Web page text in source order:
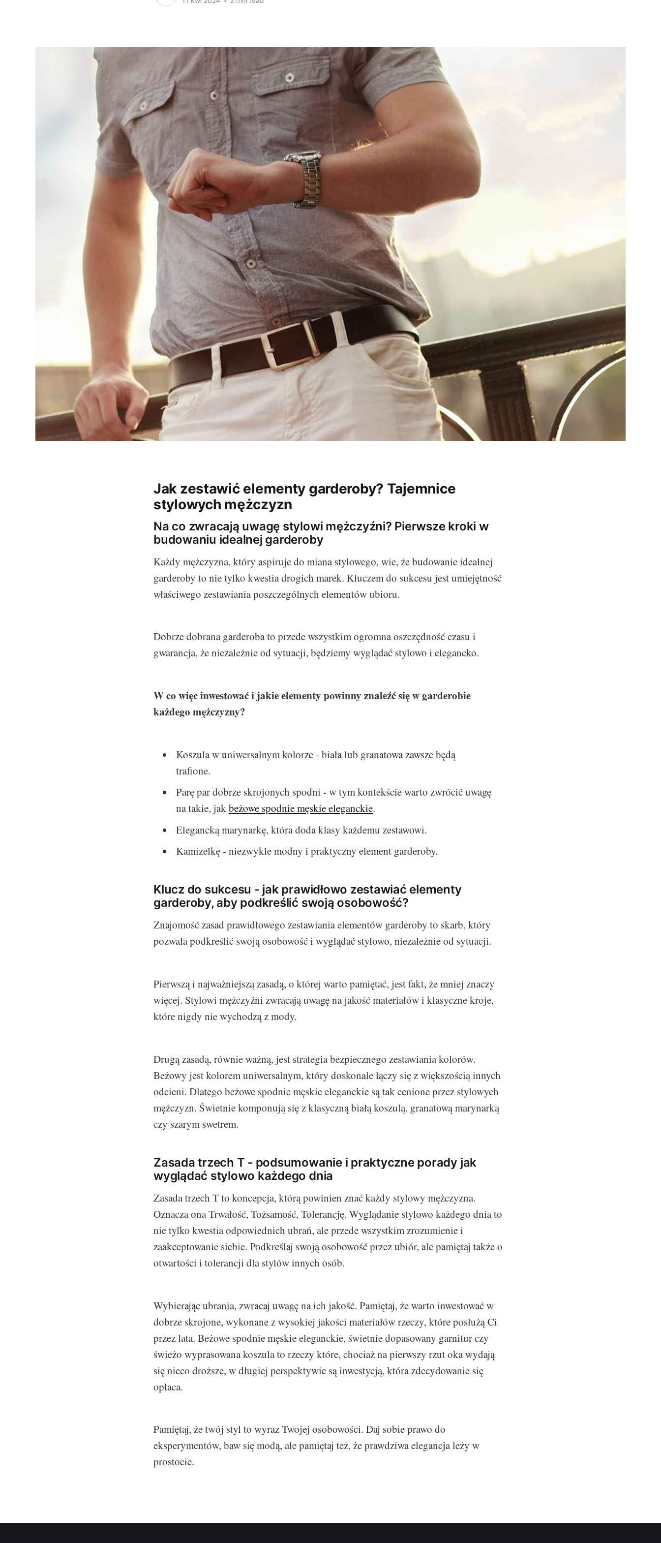
Jak zestawić elementy garderoby? Tajemnice
stylowych mężczyzn
Na co zwracają uwagę stylowi mężczyźni? Pierwsze kroki w
budowaniu idealnej garderoby
Każdy mężczyzna, który aspiruje do miana stylowego, wie, że budowanie idealnej
garderoby to nie tylko kwestia drogich marek. Kluczem do sukcesu jest umiejętność
właściwego zestawiania poszczególnych elementów ubioru.
Dobrze dobrana garderoba to przede wszystkim ogromna oszczędność czasu i
gwarancja, że niezależnie od sytuacji, będziemy wyglądać stylowo i elegancko.
W co więc inwestować i jakie elementy powinny znaleźć się w garderobie
każdego mężczyzny?
Koszula w uniwersalnym kolorze - biała lub granatowa zawsze będą
trafione.
Parę par dobrze skrojonych spodni - w tym kontekście warto zwrócić uwagę
na takie, jakbeżowe spodnie męskie eleganckie.
Elegancką marynarkę, która doda klasy każdemu zestawowi.
Kamizelkę - niezwykle modny i praktyczny element garderoby.
Klucz do sukcesu - jak prawidłowo zestawiać elementy
garderoby, aby podkreślić swoją osobowość?
Znajomość zasad prawidłowego zestawiania elementów garderoby to skarb, który
pozwala podkreślić swoją osobowość i wyglądać stylowo, niezależnie od sytuacji.
Pierwszą i najważniejszą zasadą, o której warto pamiętać, jest fakt, że mniej znaczy
więcej. Stylowi mężczyźni zwracają uwagę na jakość materiałów i klasyczne kroje,
które nigdy nie wychodzą z mody.
Drugą zasadą, równie ważną, jest strategia bezpiecznego zestawiania kolorów.
Beżowy jest kolorem uniwersalnym, który doskonale łączy się z większością innych
odcieni. Dlatego beżowe spodnie męskie eleganckie są tak cenione przez stylowych
mężczyzn. Świetnie komponują się z klasyczną białą koszulą, granatową marynarką
czy szarym swetrem.
Zasada trzech T - podsumowanie i praktyczne porady jak
wyglądać stylowo każdego dnia
Zasada trzech T to koncepcja, którą powinien znać każdy stylowy mężczyzna.
Oznacza ona Trwałość, Tożsamość, Tolerancję. Wyglądanie stylowo każdego dnia to
nie tylko kwestia odpowiednich ubrań, ale przede wszystkim zrozumienie i
zaakceptowanie siebie. Podkreślaj swoją osobowość przez ubiór, ale pamiętaj także o
otwartości i tolerancji dla stylów innych osób.
Wybierając ubrania, zwracaj uwagę na ich jakość. Pamiętaj, że warto inwestować w
dobrze skrojone, wykonane z wysokiej jakości materiałów rzeczy, które posłużą Ci
przez lata. Beżowe spodnie męskie eleganckie, świetnie dopasowany garnitur czy
świeżo wyprasowana koszula to rzeczy które, chociaż na pierwszy rzut oka wydają
się nieco droższe, w długiej perspektywie są inwestycją, która zdecydowanie się
opłaca.
Pamiętaj, że twój styl to wyraz Twojej osobowości. Daj sobie prawo do
eksperymentów, baw się modą, ale pamiętaj też, że prawdziwa elegancja leży w
prostocie.